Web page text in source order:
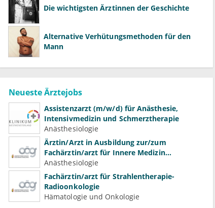
Die wichtigsten Ärztinnen der Geschichte
Alternative Verhütungsmethoden für den
Mann
Neueste Ärztejobs
Assistenzarzt (m/w/d) für Anästhesie,
Intensivmedizin und Schmerztherapie
Anästhesiologie
Ärztin/Arzt in Ausbildung zur/zum
Fachärztin/arzt für Innere Medizin
(Kardiologie, Nephrologie, Intensivmedizin)
Anästhesiologie
Fachärztin/arzt für Strahlentherapie-
Radioonkologie
Hämatologie und Onkologie